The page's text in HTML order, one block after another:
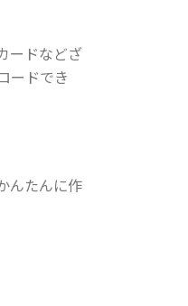
ードなどざ
ードでき
んたんに作